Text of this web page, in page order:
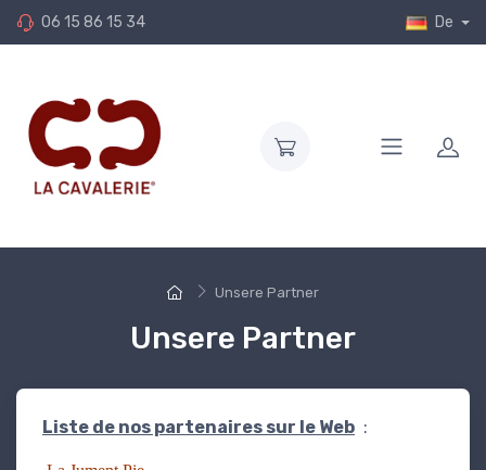
06 15 86 15 34 De
Unsere Partner
Unsere Partner
Liste de nos partenaires sur le Web :